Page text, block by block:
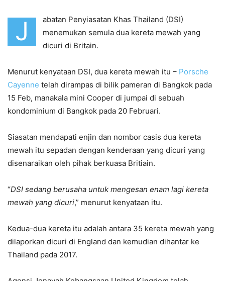
J
abatan Penyiasatan Khas Thailand (DSI)
menemukan semula dua kereta mewah yang
dicuri di Britain.
Menurut kenyataan DSI, dua kereta mewah itu – Porsche
Cayenne telah dirampas di bilik pameran di Bangkok pada
15 Feb, manakala mini Cooper di jumpai di sebuah
kondominium di Bangkok pada 20 Februari.
Siasatan mendapati enjin dan nombor casis dua kereta
mewah itu sepadan dengan kenderaan yang dicuri yang
disenaraikan oleh pihak berkuasa Britiain.
“DSI sedang berusaha untuk mengesan enam lagi kereta
mewah yang dicuri,” menurut kenyataan itu.
Kedua-dua kereta itu adalah antara 35 kereta mewah yang
dilaporkan dicuri di England dan kemudian dihantar ke
Thailand pada 2017.